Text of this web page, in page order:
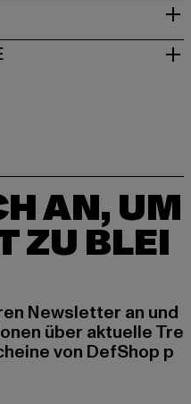
AN, UM
ZU BLEI
Newsletter an und
über aktuelle Tre
von DefShop p